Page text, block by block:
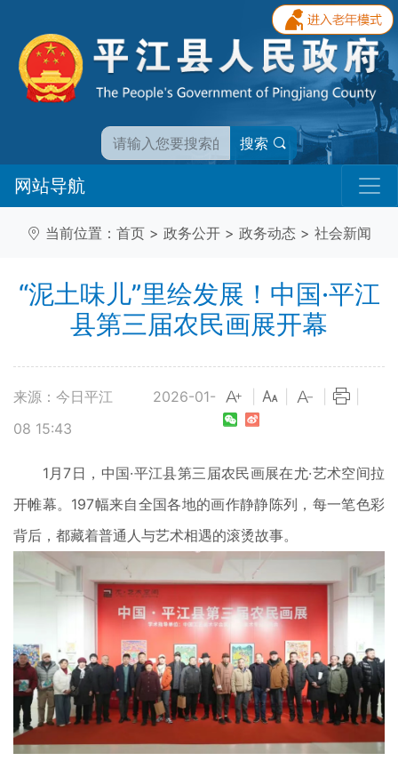
搜索
网站导航
当前位置： 首页 > 政务公开 > 政务动态 > 社会新闻
“泥土味儿”里绘发展！中国·平江
县第三届农民画展开幕
来源：今日平江
2026-01-
08 15:43
1月7日，中国·平江县第三届农民画展在尤·艺术空间拉
开帷幕。197幅来自全国各地的画作静静陈列，每一笔色彩
背后，都藏着普通人与艺术相遇的滚烫故事。